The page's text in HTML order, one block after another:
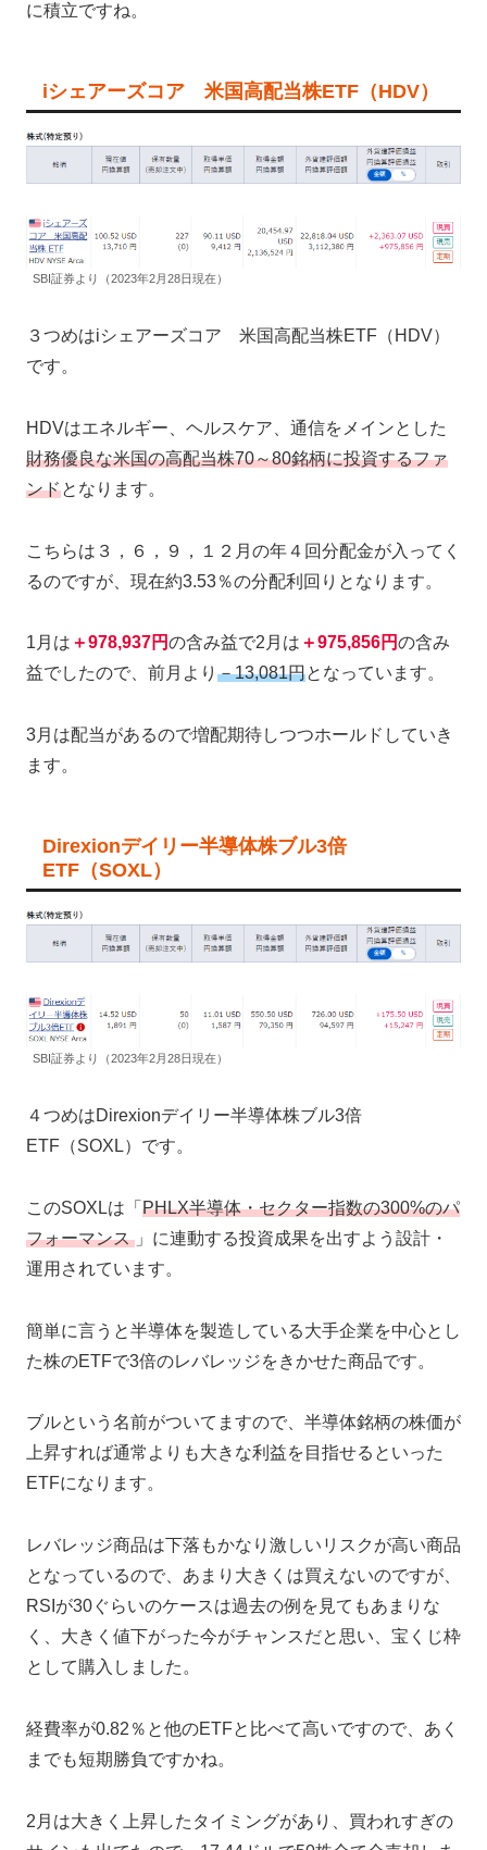
に積立ですね。
iシェアーズコア 米国高配当株ETF（HDV）
SBI証券より（2023年2月28日現在）
３つめはiシェアーズコア 米国高配当株ETF（HDV）
です。
HDVはエネルギー、ヘルスケア、通信をメインとした
財務優良な米国の高配当株70～80銘柄に投資するファ
ンドとなります。
こちらは３，６，９，１２月の年４回分配金が入ってく
るのですが、現在約3.53％の分配利回りとなります。
1月は ＋978,937円の含み益で2月は ＋975,856円の含み
益でしたので、前月より －13,081円となっています。
3月は配当があるので増配期待しつつホールドしていき
ます。
Direxionデイリー半導体株ブル3倍
ETF（SOXL）
SBI証券より（2023年2月28日現在）
４つめはDirexionデイリー半導体株ブル3倍
ETF（SOXL）です。
このSOXLは「 PHLX半導体・セクター指数の300%のパ
フォーマンス 」に連動する投資成果を出すよう設計・
運用されています。
簡単に言うと半導体を製造している大手企業を中心とし
た株のETFで3倍のレバレッジをきかせた商品です。
ブルという名前がついてますので、半導体銘柄の株価が
上昇すれば通常よりも大きな利益を目指せるといった
ETFになります。
レバレッジ商品は下落もかなり激しいリスクが高い商品
となっているので、あまり大きくは買えないのですが、
RSIが30ぐらいのケースは過去の例を見てもあまりな
く、大きく値下がった今がチャンスだと思い、宝くじ枠
として購入しました。
経費率が0.82％と他のETFと比べて高いですので、あく
までも短期勝負ですかね。
2月は大きく上昇したタイミングがあり、買われすぎの